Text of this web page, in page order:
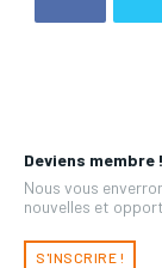
Deviens membre !
Nous vous
nouvelles et
S'INSCRIRE !